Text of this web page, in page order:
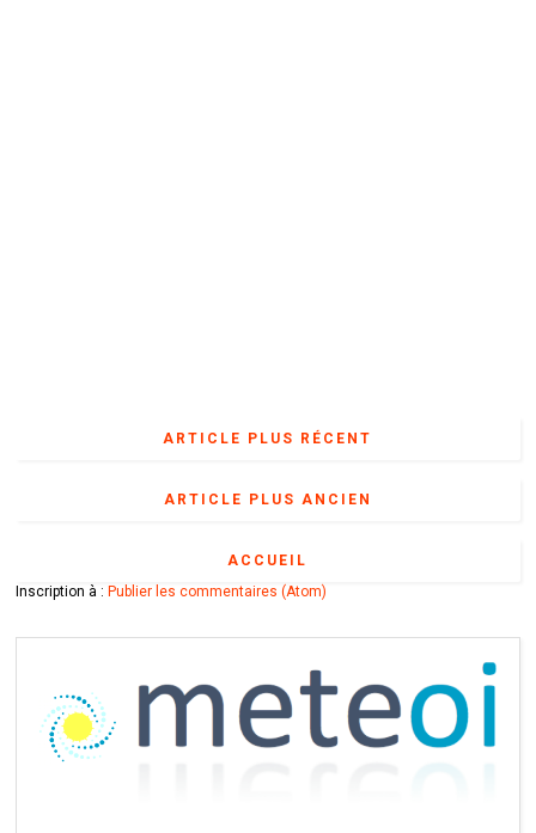
ARTICLE PLUS RÉCENT
ARTICLE PLUS ANCIEN
ACCUEIL
Inscription à :Publier les commentaires (Atom)